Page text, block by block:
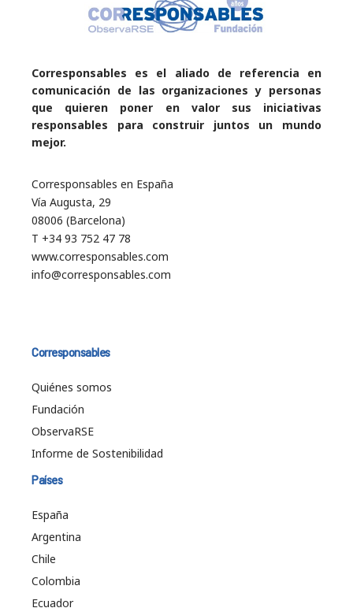
Corresponsables es el aliado de referencia en
comunicación de las organizaciones y personas
que quieren poner en valor sus iniciativas
responsables para construir juntos un mundo
mejor.
Corresponsables en España
Vía Augusta, 29
08006 (Barcelona)
T +34 93 752 47 78
www.corresponsables.com
info@corresponsables.com
Corresponsables
Quiénes somos
Fundación
ObservaRSE
Informe de Sostenibilidad
Países
España
Argentina
Chile
Colombia
Ecuador